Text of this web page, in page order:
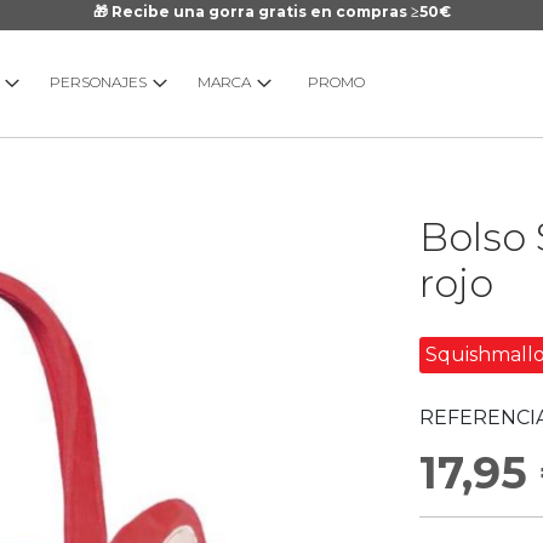
🎁 Recibe una gorra gratis en compras ≥50€
PERSONAJES MARCA PROMO
Bolso
rojo
galería
imágenes